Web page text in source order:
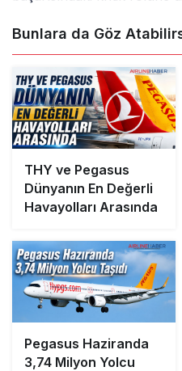
Bunlara da Göz
THY ve Pegasus
Dünyanın En Değerli
Havayolları Arasında
Pegasus Haziranda
3,74 Milyon Yolcu